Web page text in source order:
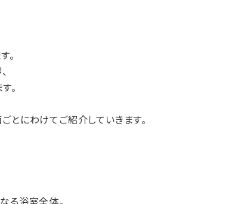
。
。
とにわけてご紹介していきます。